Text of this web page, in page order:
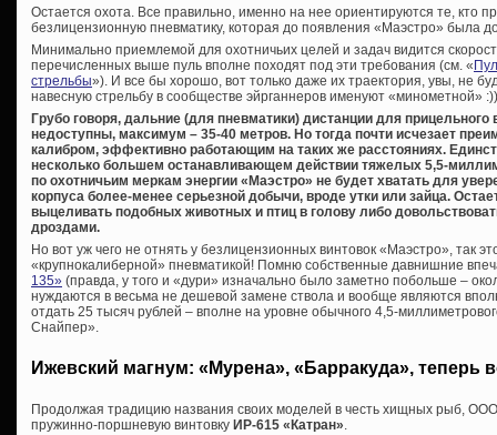
Остается охота. Все правильно, именно на нее ориентируются те, кто
безлицензионную пневматику, которая до появления «Маэстро» была
Минимально приемлемой для охотничьих целей и задач видится
перечисленных выше пуль вполне походят под эти требования (см. «
стрельбы»). И все бы хорошо, вот только даже их траектория, увы, не
навесную стрельбу в сообществе эйрганнеров именуют «минометной»
Грубо говоря, дальние (для пневматики) дистанции для
недоступны, максимум – 35-40 метров. Но тогда почти исчезает
калибром, эффективно работающим на таких же расстояниях.
несколько большем останавливающем действии тяжелых 5,5-
по охотничьим меркам энергии «Маэстро» не будет хватать для
корпуса более-менее серьезной добычи, вроде утки или зайца.
выцеливать подобных животных и птиц в голову либо
дроздами.
Но вот уж чего не отнять у безлицензионных винтовок «Маэстро», так
«крупнокалиберной» пневматикой! Помню собственные давнишние
135» (правда, у того и «дури» изначально было заметно побольше –
нуждаются в весьма не дешевой замене ствола и вообще являются
отдать 25 тысяч рублей – вполне на уровне обычного 4,5-
Снайпер».
Ижевский магнум: «Мурена», «Барракуда», теперь
Продолжая традицию названия своих моделей в честь хищных рыб,
пружинно-поршневую винтовку ИР-615 «Катран».